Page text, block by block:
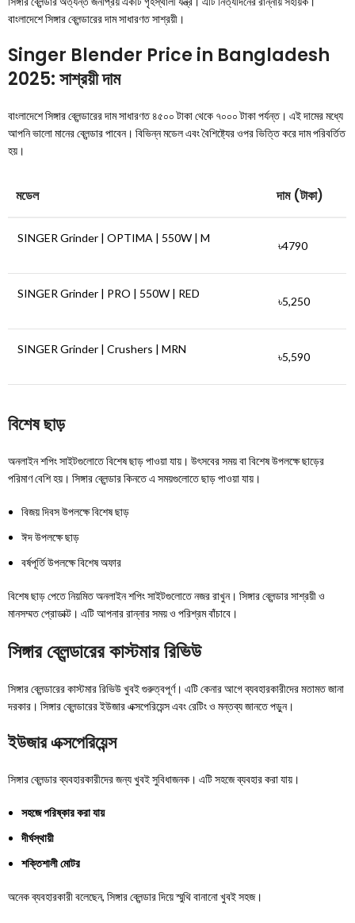
বাংলাদেশে সিঙ্গার ব্লেন্ডারের দাম সাধারণত সাশ্রয়ী।
Singer Blender Price in Bangladesh
2025: সাশ্রয়ী দাম
বাংলাদেশে সিঙ্গার ব্লেন্ডারের দাম সাধারণত ৪৫০০ টাকা থেকে ৭০০০ টাকা পর্যন্ত। এই দামের মধ্যে
আপনি ভালো মানের ব্লেন্ডার পাবেন। বিভিন্ন মডেল এবং বৈশিষ্ট্যের ওপর ভিত্তি করে দাম পরিবর্তিত
হয়।
মডেল দাম (টাকা)
SINGER Grinder | OPTIMA | 550W | M
৳4790
SINGER Grinder | PRO | 550W | RED
৳5,250
SINGER Grinder | Crushers | MRN
৳5,590
বিশেষ ছাড়
অনলাইন শপিং সাইটগুলোতে বিশেষ ছাড় পাওয়া যায়। উৎসবের সময় বা বিশেষ উপলক্ষে ছাড়ের
পরিমাণ বেশি হয়। সিঙ্গার ব্লেন্ডার কিনতে এ সময়গুলোতে ছাড় পাওয়া যায়।
বিজয় দিবস উপলক্ষে বিশেষ ছাড়
ঈদ উপলক্ষে ছাড়
বর্ষপূর্তি উপলক্ষে বিশেষ অফার
বিশেষ ছাড় পেতে নিয়মিত অনলাইন শপিং সাইটগুলোতে নজর রাখুন। সিঙ্গার ব্লেন্ডার সাশ্রয়ী ও
মানসম্মত প্রোডাক্ট। এটি আপনার রান্নার সময় ও পরিশ্রম বাঁচাবে।
সিঙ্গার ব্লেন্ডারের কাস্টমার রিভিউ
সিঙ্গার ব্লেন্ডারের কাস্টমার রিভিউ খুবই গুরুত্বপূর্ণ। এটি কেনার আগে ব্যবহারকারীদের মতামত জানা
দরকার। সিঙ্গার ব্লেন্ডারের ইউজার এক্সপেরিয়েন্স এবং রেটিং ও মন্তব্য জানতে পড়ুন।
ইউজার এক্সপেরিয়েন্স
সিঙ্গার ব্লেন্ডার ব্যবহারকারীদের জন্য খুবই সুবিধাজনক। এটি সহজে ব্যবহার করা যায়।
সহজে পরিষ্কার করা যায়
দীর্ঘস্থায়ী
শক্তিশালী মোটর
অনেক ব্যবহারকারী বলেছেন, সিঙ্গার ব্লেন্ডার দিয়ে স্মুথি বানানো খুবই সহজ।